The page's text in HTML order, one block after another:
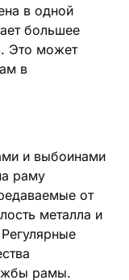
в одной
большее
Это может
в
и выбоинами
раму
от
металла и
рамы.